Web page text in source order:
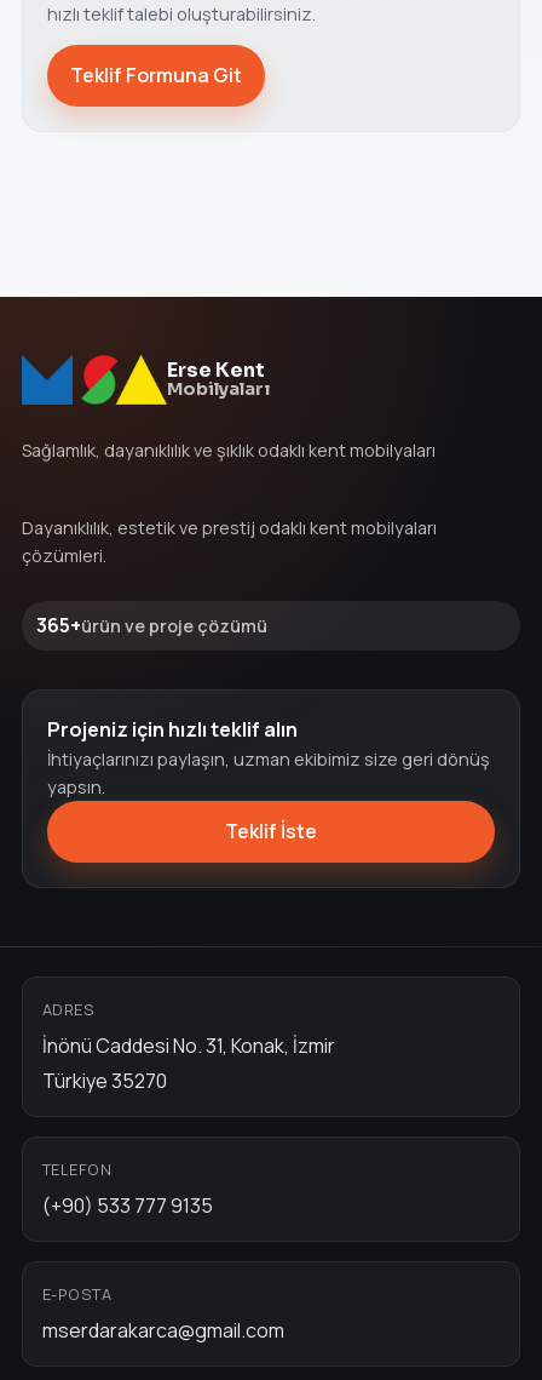
hızlı teklif talebi oluşturabilirsiniz.
Teklif Formuna Git
Erse Kent
Mobilyaları
Sağlamlık, dayanıklılık ve şıklık odaklı kent mobilyaları
Dayanıklılık, estetik ve prestij odaklı kent mobilyaları
çözümleri.
365+ürün ve proje çözümü
Projeniz için hızlı teklif alın
İhtiyaçlarınızı paylaşın, uzman ekibimiz size geri dönüş
yapsın.
Teklif İste
ADRES
İnönü Caddesi No. 31, Konak, İzmir
Türkiye 35270
TELEFON
(+90) 533 777 9135
E-POSTA
mserdarakarca@gmail.com